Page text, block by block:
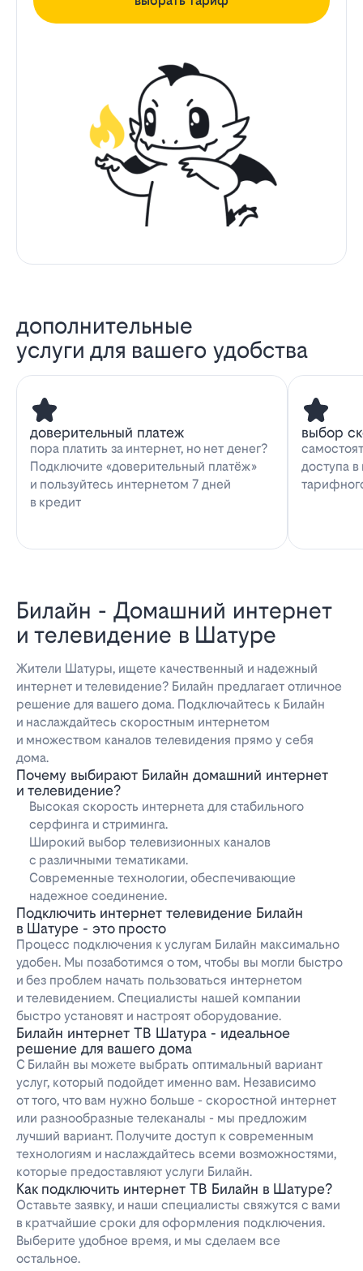
дополнительные
услуги для вашего удобства
доверительный платеж
пора платить за интернет, но нет денег?
Подключите «доверительный платёж»
и пользуйтесь интернетом 7 дней
в кредит
выбор
доступа
Билайн - Домашний интернет
и телевидение в Шатуре
Жители Шатуры, ищете качественный и надежный
интернет и телевидение? Билайн предлагает отличное
решение для вашего дома. Подключайтесь к Билайн
и наслаждайтесь скоростным интернетом
и множеством каналов телевидения прямо у себя
дома.
Почему выбирают Билайн домашний интернет
и телевидение?
Высокая скорость интернета для стабильного
серфинга и стриминга.
Широкий выбор телевизионных каналов
с различными тематиками.
Современные технологии, обеспечивающие
надежное соединение.
Подключить интернет телевидение Билайн
в Шатуре - это просто
Процесс подключения к услугам Билайн максимально
удобен. Мы позаботимся о том, чтобы вы могли быстро
и без проблем начать пользоваться интернетом
и телевидением. Специалисты нашей компании
быстро установят и настроят оборудование.
Билайн интернет ТВ Шатура - идеальное
решение для вашего дома
С Билайн вы можете выбрать оптимальный вариант
услуг, который подойдет именно вам. Независимо
от того, что вам нужно больше - скоростной интернет
или разнообразные телеканалы - мы предложим
лучший вариант. Получите доступ к современным
технологиям и наслаждайтесь всеми возможностями,
которые предоставляют услуги Билайн.
Как подключить интернет ТВ Билайн в Шатуре?
Оставьте заявку, и наши специалисты свяжутся с вами
в кратчайшие сроки для оформления подключения.
Выберите удобное время, и мы сделаем все
остальное.